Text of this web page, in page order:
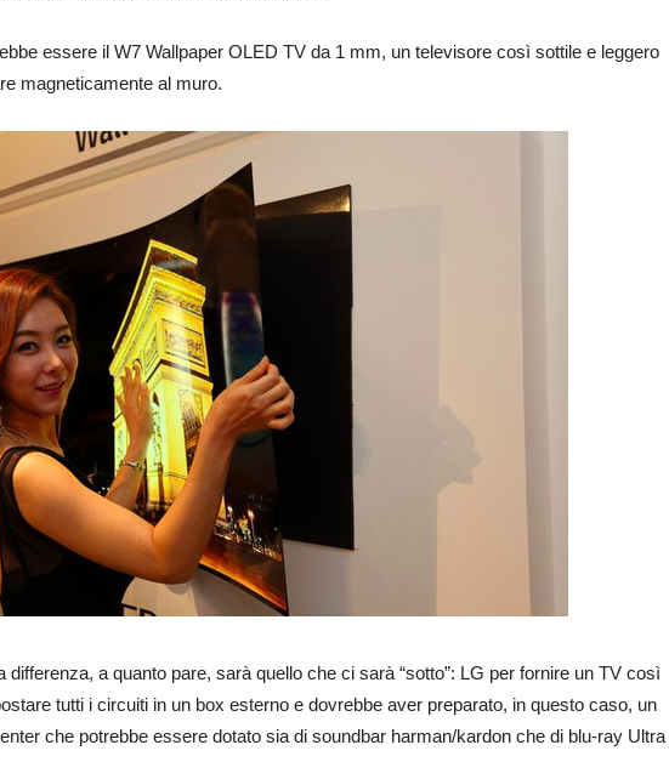
essere il W7 Wallpaper OLED TV da 1 mm, un televisore così sottile e leggero
magneticamente al muro.
differenza, a quanto pare, sarà quello che ci sarà “sotto”: LG per fornire un TV così
tutti i circuiti in un box esterno e dovrebbe aver preparato, in questo caso, un
che potrebbe essere dotato sia di soundbar harman/kardon che di blu-ray Ultra